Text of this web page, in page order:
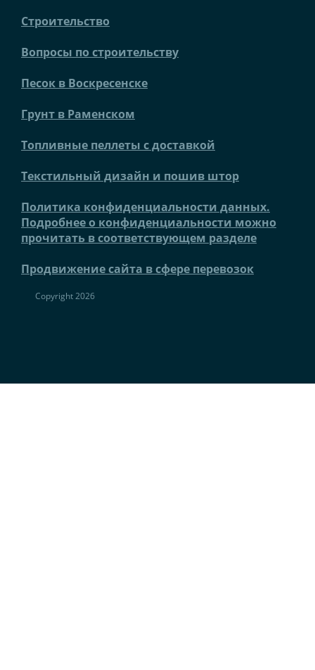
Строительство
Вопросы по строительству
Песок в Воскресенске
Грунт в Раменском
Топливные пеллеты с доставкой
Текстильный дизайн и пошив штор
Политика конфиденциальности данных.
Подробнее о конфиденциальности можно
прочитать в соответствующем разделе
Продвижение сайта в сфере перевозок
Copyright 2026